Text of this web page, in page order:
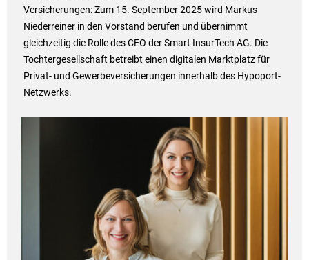
Versicherungen: Zum 15. September 2025 wird Markus
Niederreiner in den Vorstand berufen und übernimmt
gleichzeitig die Rolle des CEO der Smart InsurTech AG. Die
Tochtergesellschaft betreibt einen digitalen Marktplatz für
Privat- und Gewerbeversicherungen innerhalb des Hypoport-
Netzwerks.